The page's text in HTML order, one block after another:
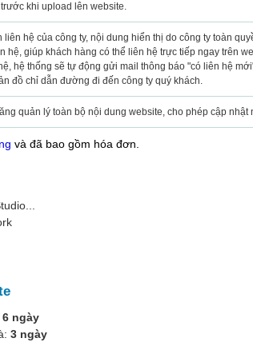
khi upload lên website.
liên hệ của công ty, nội dung hiển thị do công ty toàn
hệ, giúp khách hàng có thể liên hệ trực tiếp ngay trên
hệ thống sẽ tự động gửi mail thông báo "có liên hệ
đồ chỉ dẫn đường đi đến công ty quý khách.
quản lý toàn bộ nội dung website, cho phép cập nhật
và đã bao gồm hóa đơn.
6 ngày
3 ngày